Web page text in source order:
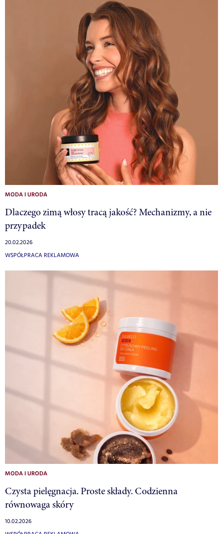
MODA I URODA
Dlaczego zimą włosy tracą jakość? Mechanizmy, a nie
przypadek
20.02.2026
WSPÓŁPRACA REKLAMOWA
MODA I URODA
Czysta pielęgnacja. Proste składy. Codzienna
równowaga skóry
10.02.2026